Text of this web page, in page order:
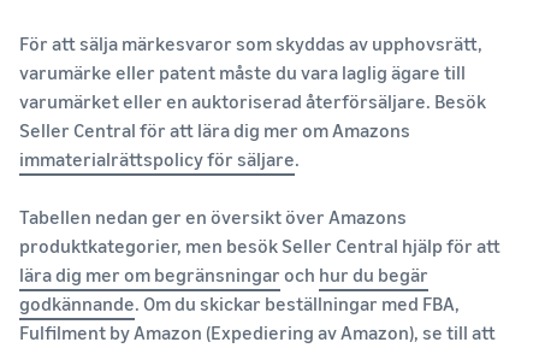
För att sälja märkesvaror som skyddas av upphovsrätt,
varumärke eller patent måste du vara laglig ägare till
varumärket eller en auktoriserad återförsäljare. Besök
Seller Central för att lära dig mer om Amazons
immaterialrättspolicy för säljare.
Tabellen nedan ger en översikt över Amazons
produktkategorier, men besök Seller Central hjälp för att
lära dig mer om begränsningar och hur du begär
godkännande. Om du skickar beställningar med FBA,
Fulfilment by Amazon (Expediering av Amazon), se till att